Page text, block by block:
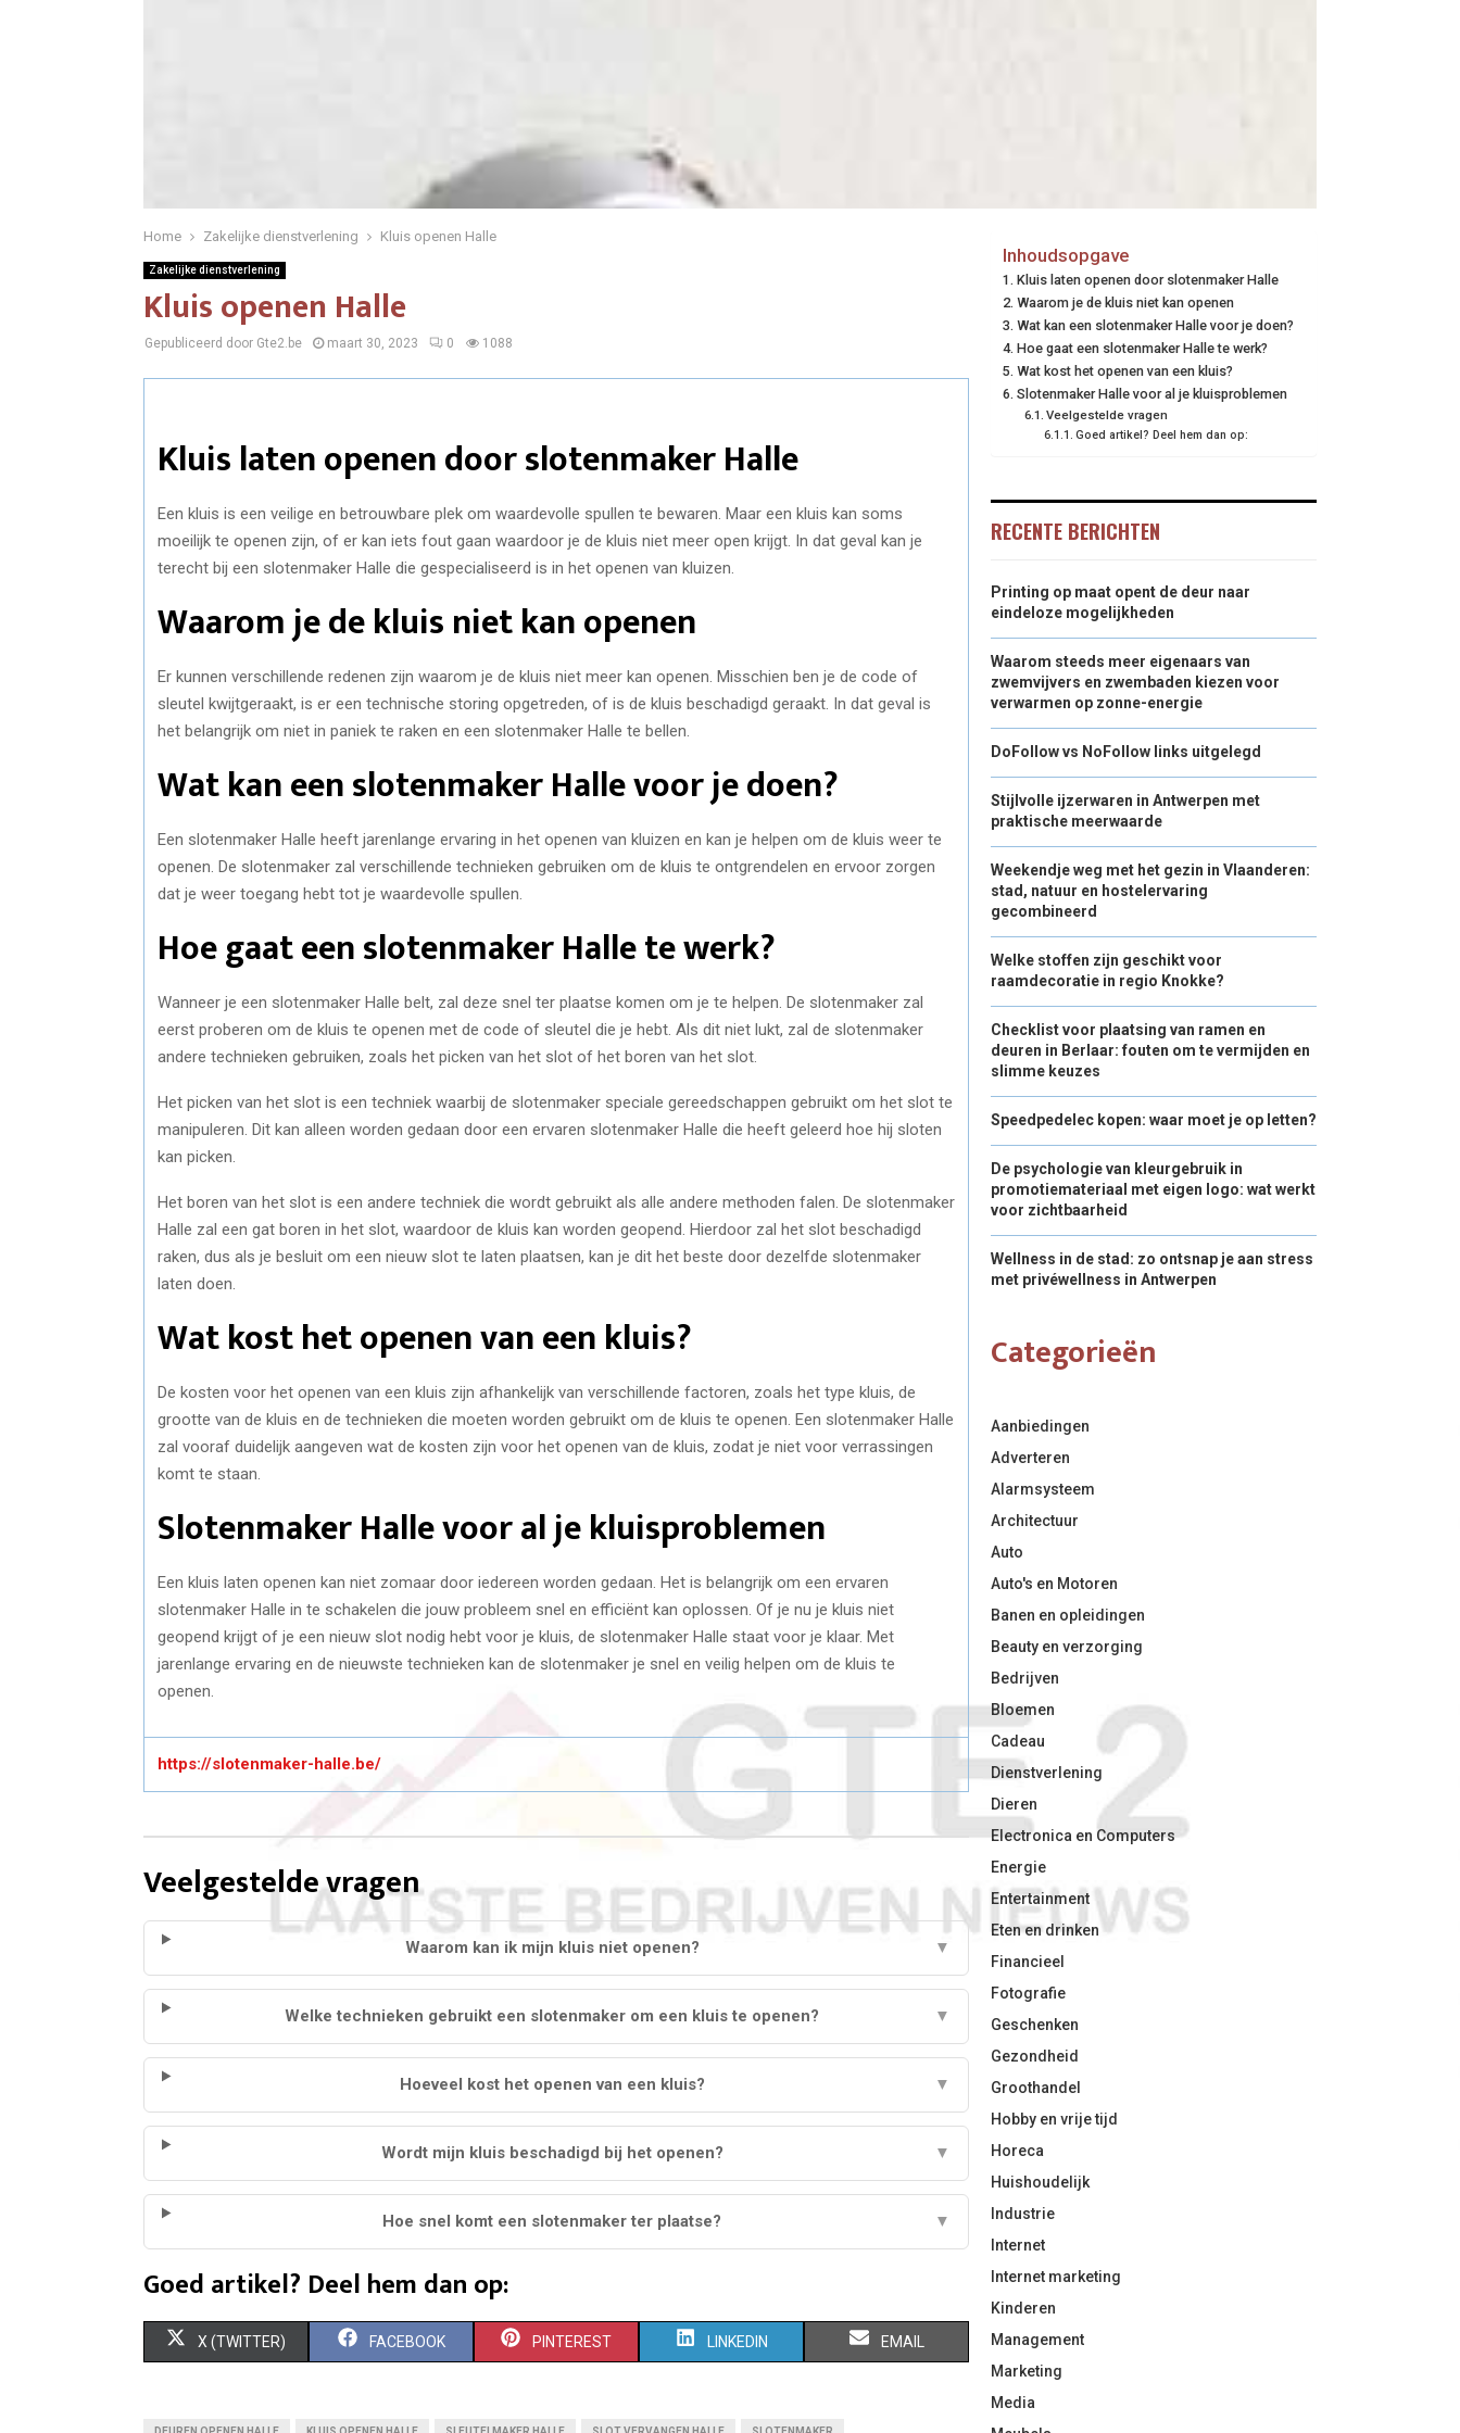
Home Zakelijke dienstverlening Kluis openen Halle
Zakelijke dienstverlening
Kluis openen Halle
Gepubliceerd door Gte2.be maart 30, 2023 0 1088
Kluis laten openen door slotenmaker Halle
Een kluis is een veilige en betrouwbare plek om waardevolle spullen te bewaren. Maar een kluis kan soms
moeilijk te openen zijn, of er kan iets fout gaan waardoor je de kluis niet meer open krijgt. In dat geval kan je
terecht bij een slotenmaker Halle die gespecialiseerd is in het openen van kluizen.
Waarom je de kluis niet kan openen
Er kunnen verschillende redenen zijn waarom je de kluis niet meer kan openen. Misschien ben je de code of
sleutel kwijtgeraakt, is er een technische storing opgetreden, of is de kluis beschadigd geraakt. In dat geval is
het belangrijk om niet in paniek te raken en een slotenmaker Halle te bellen.
Wat kan een slotenmaker Halle voor je doen?
Een slotenmaker Halle heeft jarenlange ervaring in het openen van kluizen en kan je helpen om de kluis weer te
openen. De slotenmaker zal verschillende technieken gebruiken om de kluis te ontgrendelen en ervoor zorgen
dat je weer toegang hebt tot je waardevolle spullen.
Hoe gaat een slotenmaker Halle te werk?
Wanneer je een slotenmaker Halle belt, zal deze snel ter plaatse komen om je te helpen. De slotenmaker zal
eerst proberen om de kluis te openen met de code of sleutel die je hebt. Als dit niet lukt, zal de slotenmaker
andere technieken gebruiken, zoals het picken van het slot of het boren van het slot.
Het picken van het slot is een techniek waarbij de slotenmaker speciale gereedschappen gebruikt om het slot te
manipuleren. Dit kan alleen worden gedaan door een ervaren slotenmaker Halle die heeft geleerd hoe hij sloten
kan picken.
Het boren van het slot is een andere techniek die wordt gebruikt als alle andere methoden falen. De slotenmaker
Halle zal een gat boren in het slot, waardoor de kluis kan worden geopend. Hierdoor zal het slot beschadigd
raken, dus als je besluit om een nieuw slot te laten plaatsen, kan je dit het beste door dezelfde slotenmaker
laten doen.
Wat kost het openen van een kluis?
De kosten voor het openen van een kluis zijn afhankelijk van verschillende factoren, zoals het type kluis, de
grootte van de kluis en de technieken die moeten worden gebruikt om de kluis te openen. Een slotenmaker Halle
zal vooraf duidelijk aangeven wat de kosten zijn voor het openen van de kluis, zodat je niet voor verrassingen
komt te staan.
Slotenmaker Halle voor al je kluisproblemen
Een kluis laten openen kan niet zomaar door iedereen worden gedaan. Het is belangrijk om een ervaren
slotenmaker Halle in te schakelen die jouw probleem snel en efficiënt kan oplossen. Of je nu je kluis niet
geopend krijgt of je een nieuw slot nodig hebt voor je kluis, de slotenmaker Halle staat voor je klaar. Met
jarenlange ervaring en de nieuwste technieken kan de slotenmaker je snel en veilig helpen om de kluis te
openen.
https://slotenmaker-halle.be/
Veelgestelde vragen
Waarom kan ik mijn kluis niet openen? ▼
Welke technieken gebruikt een slotenmaker om een kluis te openen? ▼
Hoeveel kost het openen van een kluis? ▼
Wordt mijn kluis beschadigd bij het openen? ▼
Hoe snel komt een slotenmaker ter plaatse? ▼
Goed artikel? Deel hem dan op:
S
X (TWITTER) S
FACEBOOK S
PINTEREST S
LINKEDIN S
EMAIL
Inhoudsopgave
Kluis laten openen door slotenmaker Halle
Waarom je de kluis niet kan openen
Wat kan een slotenmaker Halle voor je doen?
Hoe gaat een slotenmaker Halle te werk?
Wat kost het openen van een kluis?
Slotenmaker Halle voor al je kluisproblemen
Veelgestelde vragen
Goed artikel? Deel hem dan op:
RECENTE BERICHTEN
Printing op maat opent de deur naar
eindeloze mogelijkheden
Waarom steeds meer eigenaars van
zwemvijvers en zwembaden kiezen voor
verwarmen op zonne-energie
DoFollow vs NoFollow links uitgelegd
Stijlvolle ijzerwaren in Antwerpen met
praktische meerwaarde
Weekendje weg met het gezin in Vlaanderen:
stad, natuur en hostelervaring
gecombineerd
Welke stoffen zijn geschikt voor
raamdecoratie in regio Knokke?
Checklist voor plaatsing van ramen en
deuren in Berlaar: fouten om te vermijden en
slimme keuzes
Speedpedelec kopen: waar moet je op letten?
De psychologie van kleurgebruik in
promotiemateriaal met eigen logo: wat werkt
voor zichtbaarheid
Wellness in de stad: zo ontsnap je aan stress
met privéwellness in Antwerpen
Categorieën
Aanbiedingen
Adverteren
Alarmsysteem
Architectuur
Auto
Auto's en Motoren
Banen en opleidingen
Beauty en verzorging
Bedrijven
Bloemen
Cadeau
Dienstverlening
Dieren
Electronica en Computers
Energie
Entertainment
Eten en drinken
Financieel
Fotografie
Geschenken
Gezondheid
Groothandel
Hobby en vrije tijd
Horeca
Huishoudelijk
Industrie
Internet
Internet marketing
Kinderen
Management
Marketing
Media